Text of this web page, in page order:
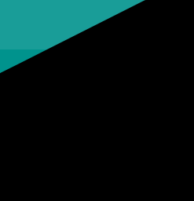
kohlenhydratreduzierte,